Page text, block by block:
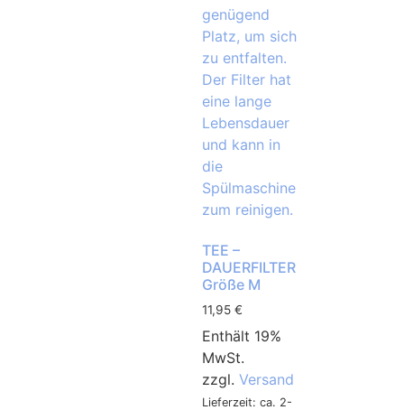
TEE –
DAUERFILTER
Größe M
11,95 €
Enthält 19%
MwSt.
zzgl. Versand
Lieferzeit: ca. 2-